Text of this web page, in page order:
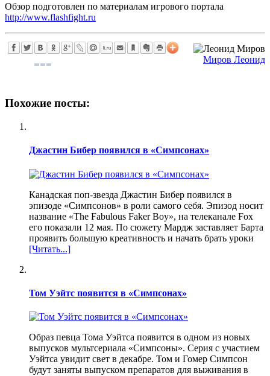
Обзор подготовлен по материалам игрового портала
http://www.flashfight.ru
Миров Леонид
Похожие посты:
Джастин Бибер появился в «Симпсонах»
Канадская поп-звезда Джастин Бибер появился в
эпизоде «Симпсонов» в роли самого себя. Эпизод носит
название «The Fabulous Faker Boy», на телеканале Fox
его показали 12 мая. По сюжету Мардж заставляет Барта
проявить большую креативность и начать брать уроки
[Читать...]
Том Уэйтс появится в «Симпсонах»
Образ певца Тома Уэйтса появится в одном из новых
выпусков мультсериала «Симпсоны». Серия с участием
Уэйтса увидит свет в декабре. Том и Гомер Симпсон
будут заняты выпуском препаратов для выживания в